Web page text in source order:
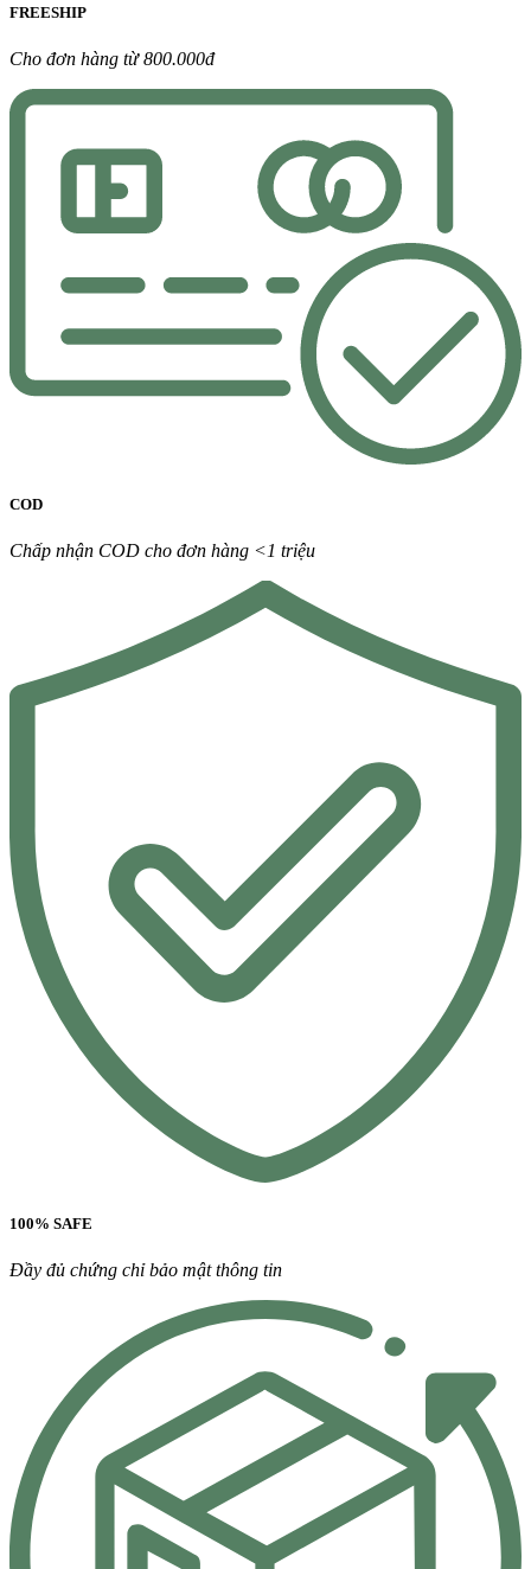
FREESHIP
Cho đơn hàng từ 800.000đ
COD
Chấp nhận COD cho đơn hàng <1 triệu
100% SAFE
Đầy đủ chứng chỉ bảo mật thông tin